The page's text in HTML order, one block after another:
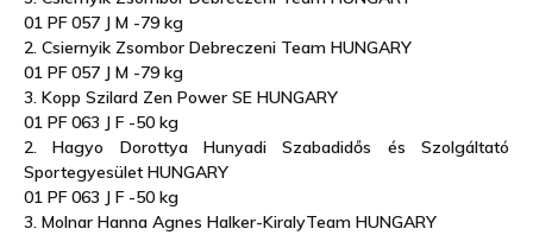
01 PF 057 J M -79 kg
2. Csiernyik Zsombor Debreczeni Team HUNGARY
01 PF 057 J M -79 kg
3. Kopp Szilard Zen Power SE HUNGARY
01 PF 063 J F -50 kg
2. Hagyo Dorottya Hunyadi Szabadidős és Szolgáltató
Sportegyesület HUNGARY
01 PF 063 J F -50 kg
3. Molnar Hanna Agnes Halker-KiralyTeam HUNGARY